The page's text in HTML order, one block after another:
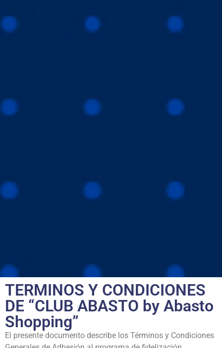
TERMINOS Y CONDICIONES
DE “CLUB ABASTO by Abasto
Shopping”
El presente documento describe los Términos y Condiciones